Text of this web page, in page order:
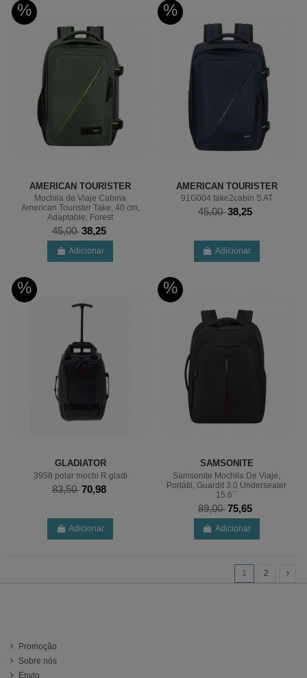
%
AMERICAN TOURISTER
Mochila de Viaje Cabina
American Tourister Take, 40 cm,
Adaptable, Forest
45,00 38,25
Adicionar
%
AMERICAN TOURISTER
91G004 take2cabin S AT
45,00 38,25
Adicionar
%
GLADIATOR
3958 polar mochi R gladi
83,50 70,98
Adicionar
%
SAMSONITE
Samsonite Mochila De Viaje,
Portátil, Guardit 3.0 Underseater
15.6´´
89,00 75,65
Adicionar
1 2
Promoção
Sobre nós
Envio